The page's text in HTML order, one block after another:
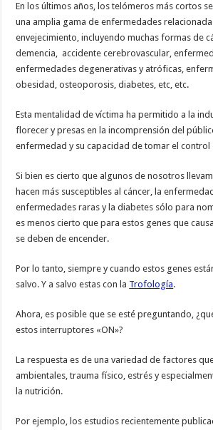
En los últimos años, los telómeros más cortos
una amplia gama de enfermedades
envejecimiento, incluyendo muchas formas de
demencia, accidente cerebrovascular,
enfermedades degenerativas y atróficas,
obesidad, osteoporosis, diabetes, etc, etc.
Esta mentalidad de víctima ha permitido a la
florecer y presas en la incomprensión del
enfermedad y su capacidad de tomar el control
Si bien es cierto que algunos de nosotros
hacen más susceptibles al cáncer, la
enfermedades raras y la diabetes sólo para
es menos cierto que para estos genes que
se deben de encender.
Por lo tanto, siempre y cuando estos genes
salvo. Y a salvo estas con la Trofología.
Ahora, es posible que se esté preguntando,
estos interruptores «ON»?
La respuesta es de una variedad de factores
ambientales, trauma físico, estrés y
la nutrición.
Por ejemplo, los estudios recientemente